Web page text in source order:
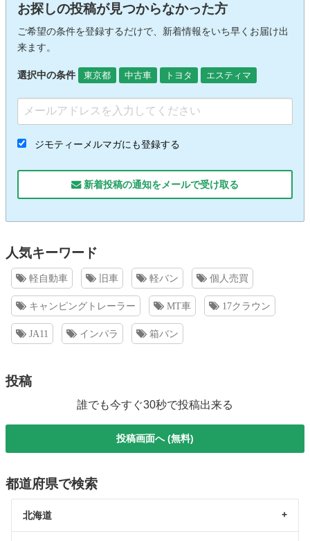
お探しの投稿が見つからなかった方
ご希望の条件を登録するだけで、新着情報をいち早くお届け出
来ます。
選択中の条件 東京都 中古車 トヨタ エスティマ
ジモティーメルマガにも登録する
新着投稿の通知をメールで受け取る
人気キーワード
軽自動車 旧車 軽バン 個人売買
キャンピングトレーラー MT車 17クラウン
JA11 インパラ 箱バン
投稿
誰でも今すぐ30秒で投稿出来る
投稿画面へ (無料)
都道府県で検索
北海道